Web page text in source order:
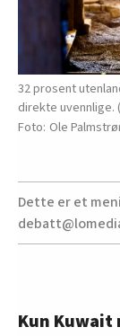
32 prosent
direkte
Ole
Dette er et
Kun Kuwait